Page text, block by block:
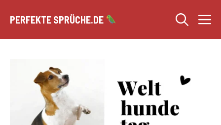
Inhalt
PERFEKTE SPRÜCHE.DE